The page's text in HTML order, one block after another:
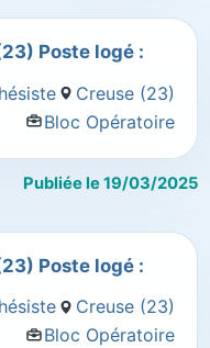
Poste logé :
Creuse (23)
Bloc Opératoire
Publiée le 19/03/2025
Poste logé :
Creuse (23)
Bloc Opératoire